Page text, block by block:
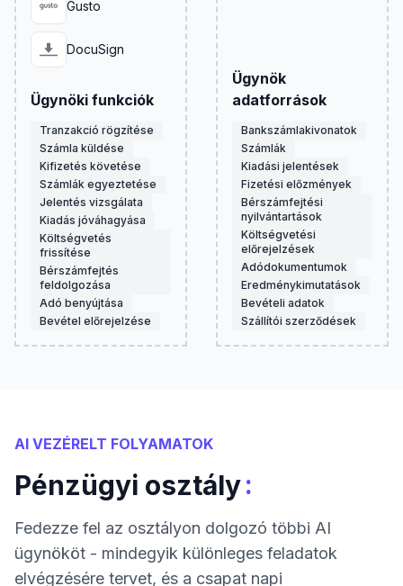
Gusto
DocuSign
Ügynöki funkciók
Tranzakció rögzítése
Számla küldése
Kifizetés követése
Számlák egyeztetése
Jelentés vizsgálata
Kiadás jóváhagyása
Költségvetés
frissítése
Bérszámfejtés
feldolgozása
Adó benyújtása
Bevétel előrejelzése
Ügynök
adatforrások
Bankszámlakivonatok
Számlák
Kiadási jelentések
Fizetési előzmények
Bérszámfejtési
nyilvántartások
Költségvetési
előrejelzések
Adódokumentumok
Eredménykimutatások
Bevételi adatok
Szállítói szerződések
AI VEZÉRELT FOLYAMATOK
Pénzügyi osztály:
Fedezze fel az osztályon dolgozó többi AI
ügynököt - mindegyik különleges feladatok
elvégzésére tervet, és a csapat napi